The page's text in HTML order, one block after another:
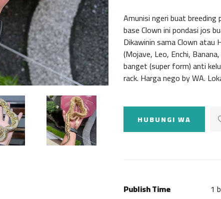
Amunisi ngeri buat
base Clown ini pondasi jos
Dikawinin sama Clown atau
(Mojave, Leo, Enchi,
banget (super form) anti
rack. Harga nego by WA.
HUBUNGI WA
Publish Time
1